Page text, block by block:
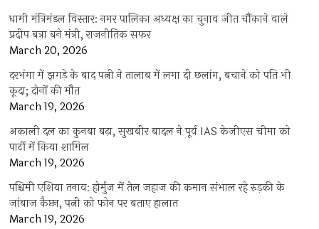
धामी मंत्रिमंडल विस्तार: नगर पालिका अध्यक्ष का चुनाव जीत चौंकाने वाले
प्रदीप बत्रा बने मंत्री, राजनीतिक सफर
March 20, 2026
दरभंगा में झगड़े के बाद पत्नी ने तालाब में लगा दी छलांग, बचाने को पति भी
कूदा; दोनों की मौत
March 19, 2026
अकाली दल का कुनबा बढ़ा, सुखबीर बादल ने पूर्व IAS केजीएस चीमा को
पार्टी में किया शामिल
March 19, 2026
पश्चिमी एशिया तनाव: होर्मुज में तेल जहाज की कमान संभाल रहे रुड़की के
जांबाज कैप्टन, पत्नी को फोन पर बताए हालात
March 19, 2026